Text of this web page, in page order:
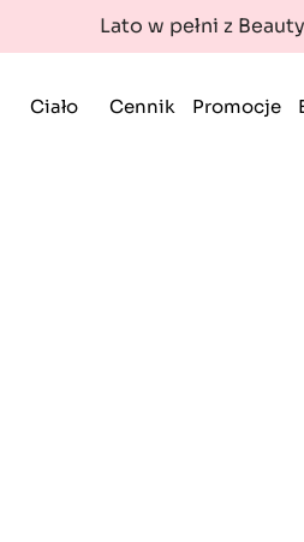
Lato w pełni z
Ciało Cennik Promocje